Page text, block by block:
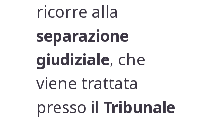
ricorre alla
separazione
giudiziale, che
viene trattata
presso il Tribunale